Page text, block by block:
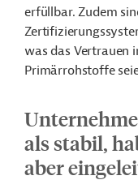
erfüllbar. Zudem
was das Vertrauen
Primärrohstoffe
als stabil,
aber